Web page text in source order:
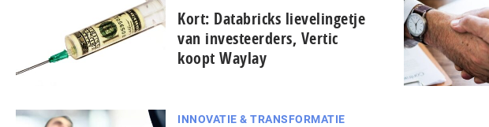
Kort: Databricks lievelingetje
van investeerders, Vertic
koopt Waylay
INNOVATIE & TRANSFORMATIE